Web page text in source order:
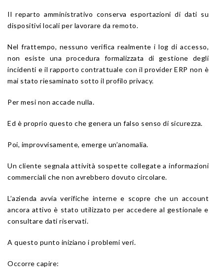
Il reparto amministrativo conserva esportazioni di dati su
dispositivi locali per lavorare da remoto.
Nel frattempo, nessuno verifica realmente i log di accesso,
non esiste una procedura formalizzata di gestione degli
incidenti e il rapporto contrattuale con il provider ERP non è
mai stato riesaminato sotto il profilo privacy.
Per mesi non accade nulla.
Ed è proprio questo che genera un falso senso di sicurezza.
Poi, improvvisamente, emerge un’anomalia.
Un cliente segnala attività sospette collegate a informazioni
commerciali che non avrebbero dovuto circolare.
L’azienda avvia verifiche interne e scopre che un account
ancora attivo è stato utilizzato per accedere al gestionale e
consultare dati riservati.
A questo punto iniziano i problemi veri.
Occorre capire: